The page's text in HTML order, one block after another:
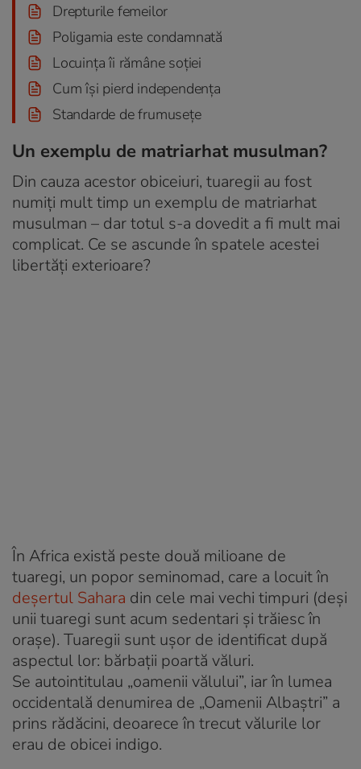
Drepturile femeilor
Poligamia este condamnată
Locuința îi rămâne soției
Cum își pierd independența
Standarde de frumusețe
Un exemplu de matriarhat musulman?
Din cauza acestor obiceiuri, tuaregii au fost
numiți mult timp un exemplu de matriarhat
musulman – dar totul s-a dovedit a fi mult mai
complicat. Ce se ascunde în spatele acestei
libertăți exterioare?
În Africa există peste două milioane de
tuaregi, un popor seminomad, care a locuit în
deșertul Sahara din cele mai vechi timpuri (deși
unii tuaregi sunt acum sedentari și trăiesc în
orașe). Tuaregii sunt ușor de identificat după
aspectul lor: bărbații poartă văluri.
Se autointitulau „oamenii vălului”, iar în lumea
occidentală denumirea de „Oamenii Albaștri” a
prins rădăcini, deoarece în trecut vălurile lor
erau de obicei indigo.